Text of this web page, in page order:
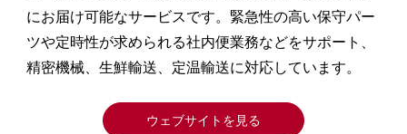
にお届け可能なサービスです。緊急性の高い保守パー
ツや定時性が求められる社内便業務などをサポート、
精密機械、生鮮輸送、定温輸送に対応しています。
ウェブサイトを見る